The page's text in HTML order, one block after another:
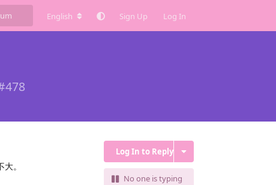
English Sign Up Log In
478
Log In to Reply
No one is typing
。